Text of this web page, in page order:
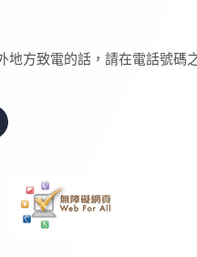
地方致電的話，請在電話號碼